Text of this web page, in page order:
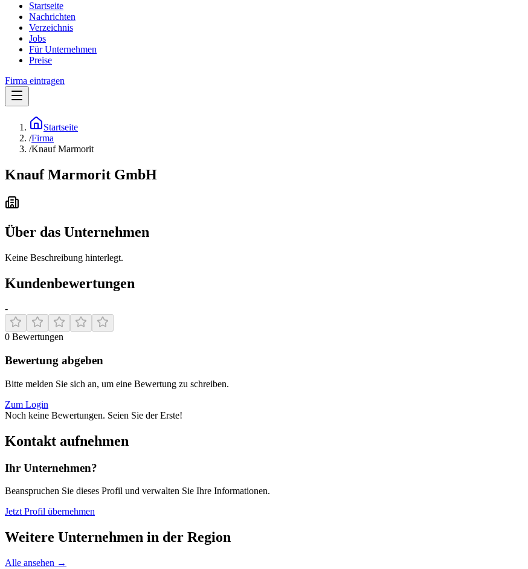
Startseite
Nachrichten
Verzeichnis
Jobs
Für Unternehmen
Preise
Firma eintragen
Startseite
/Firma
/Knauf Marmorit
Knauf Marmorit GmbH
Über das Unternehmen
Keine Beschreibung hinterlegt.
Kundenbewertungen
-
0 Bewertungen
Bewertung abgeben
Bitte melden Sie sich an, um eine Bewertung zu schreiben.
Zum Login
Noch keine Bewertungen. Seien Sie der Erste!
Kontakt aufnehmen
Ihr Unternehmen?
Beanspruchen Sie dieses Profil und verwalten Sie Ihre Informationen.
Jetzt Profil übernehmen
Weitere Unternehmen in der Region
Alle ansehen →